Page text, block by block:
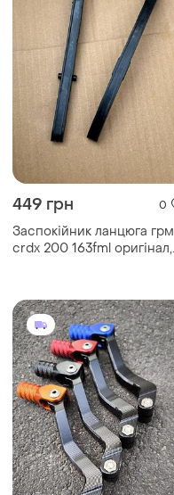
449 грн 0
Заспокійник ланцюга грм
crdx 200 163fml оригінал,